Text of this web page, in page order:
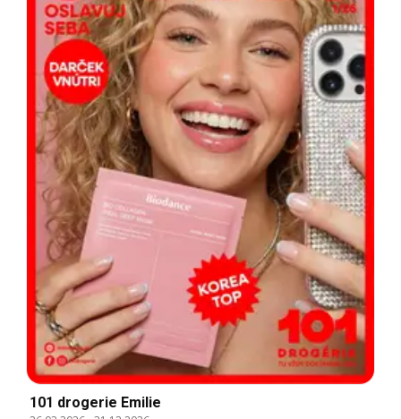
101 drogerie Emilie